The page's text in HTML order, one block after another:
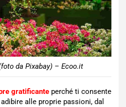
da Pixabay) – Ecoo.it
gratificante perché ti consente
alle proprie passioni, dal